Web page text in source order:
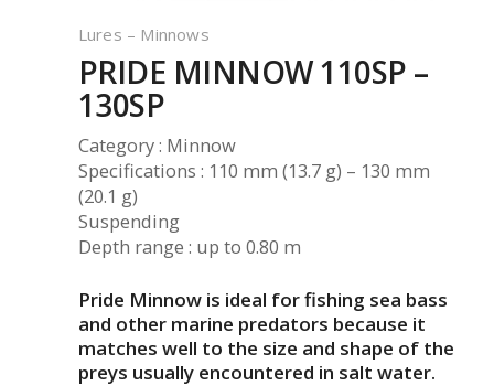
Lures – Minnows
PRIDE MINNOW 110SP –
130SP
Category : Minnow
Specifications : 110 mm (13.7 g) – 130 mm
(20.1 g)
Suspending
Depth range : up to 0.80 m
Pride Minnow is ideal for fishing sea bass
and other marine predators because it
matches well to the size and shape of the
preys usually encountered in salt water.